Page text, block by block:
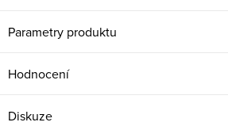
Parametry produktu
Hodnocení
Diskuze